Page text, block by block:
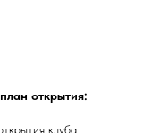
открытия:
клуба